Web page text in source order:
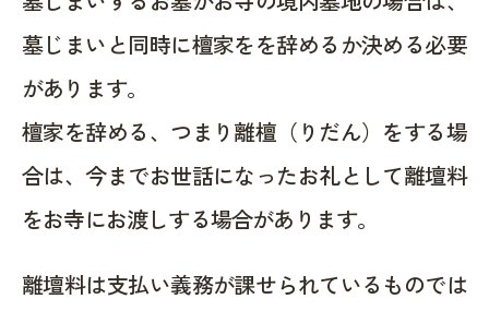
墓じまいと同時に檀家をを辞めるか決める必要
があります。
檀家を辞める、つまり離檀（りだん）をする場
合は、今までお世話になったお礼として離壇料
をお寺にお渡しする場合があります。
離壇料は支払い義務が課せられているものでは